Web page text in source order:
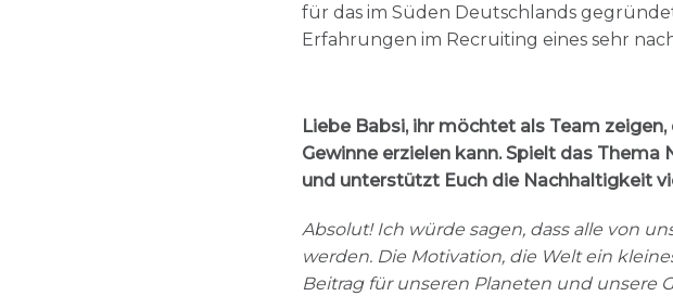
für das im Süden Deutschlands
Erfahrungen im Recruiting eines sehr
Liebe Babsi, ihr möchtet als Team
Gewinne erzielen kann. Spielt das
und unterstützt Euch die Nachhaltigkeit
Absolut! Ich würde sagen, dass alle von
werden. Die Motivation, die Welt ein
Beitrag für unseren Planeten und unsere